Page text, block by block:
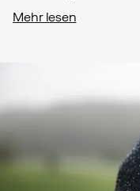
Mehr lesen